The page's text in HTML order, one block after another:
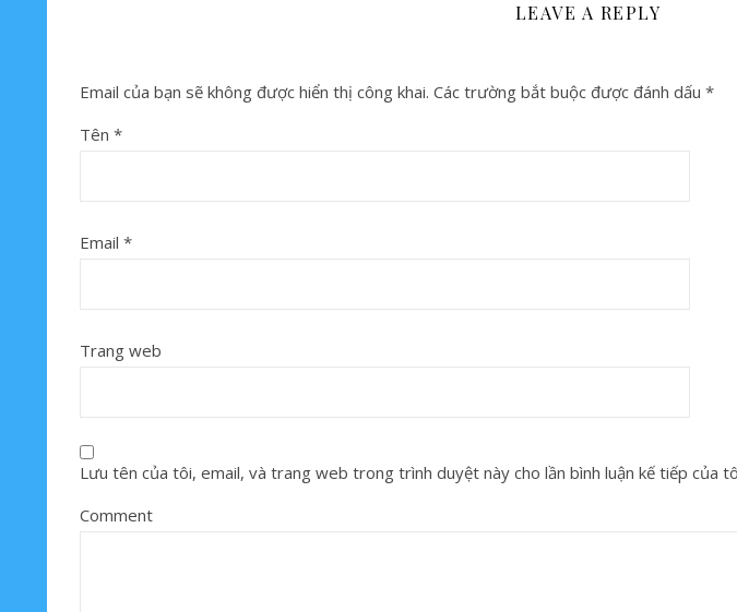
LEAVE A REPLY
Email của bạn sẽ không được hiển thị công khai. Các trường bắt buộc được đánh dấu *
Tên *
Email *
Trang web
Lưu tên của tôi, email, và trang web trong trình duyệt này cho lần bình luận kế tiếp của
Comment